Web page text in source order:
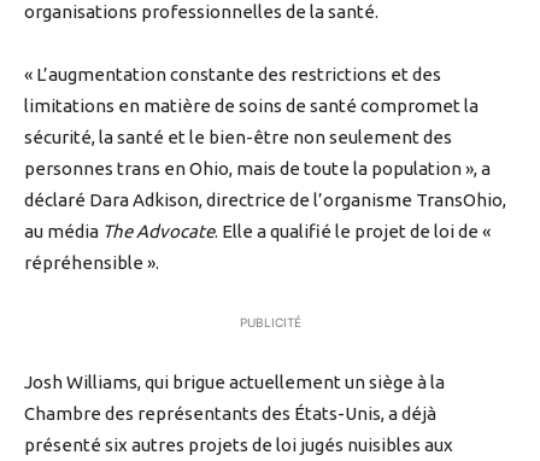
organisations professionnelles de la santé.
« L’augmentation constante des restrictions et des
limitations en matière de soins de santé compromet la
sécurité, la santé et le bien-être non seulement des
personnes trans en Ohio, mais de toute la population », a
déclaré Dara Adkison, directrice de l’organisme TransOhio,
au média The Advocate. Elle a qualifié le projet de loi de «
répréhensible ».
PUBLICITÉ
Josh Williams, qui brigue actuellement un siège à la
Chambre des représentants des États-Unis, a déjà
présenté six autres projets de loi jugés nuisibles aux